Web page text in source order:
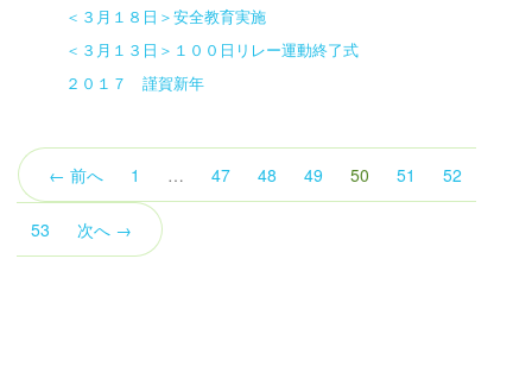
＜３月１８日＞安全教育実施
＜３月１３日＞１００日リレー運動終了式
２０１７ 謹賀新年
← 前へ 1 … 47 48 49 50 （こ
の
51 52
53 次へ →